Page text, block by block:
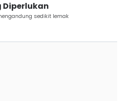
Diperlukan
sedikit lemak